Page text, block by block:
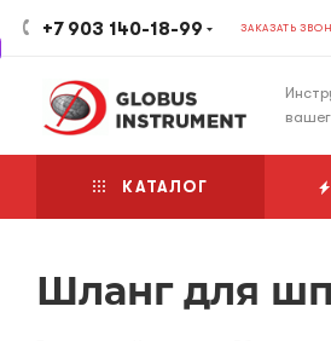
+7 903 140-18-99 ЗАКАЗАТЬ
КАТАЛОГ
Шланг для